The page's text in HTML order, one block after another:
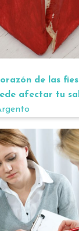
de las
afectar tu